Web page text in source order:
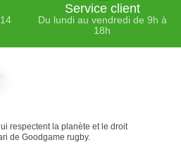
Service client
Du lundi au vendredi de 9h à
18h
respectent la planète et le droit
de Goodgame rugby.